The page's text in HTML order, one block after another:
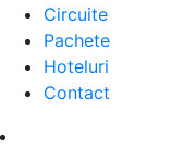
Circuite
Pachete
Hoteluri
Contact